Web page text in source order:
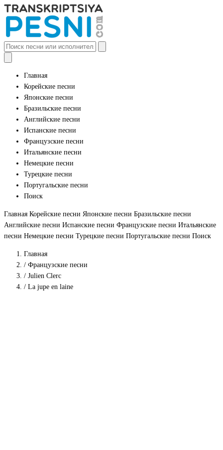
Главная
Корейские песни
Японские песни
Бразильские песни
Английские песни
Испанские песни
Французские песни
Итальянские песни
Немецкие песни
Турецкие песни
Португальские песни
Поиск
Главная Корейские песни Японские песни Бразильские песни
Английские песни Испанские песни Французские песни Итальянские
песни Немецкие песни Турецкие песни Португальские песни Поиск
Главная
/ Французские песни
/ Julien Clerc
/ La jupe en laine